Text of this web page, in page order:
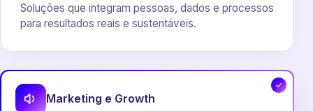
Soluções que integram pessoas, dados e processos
para resultados reais e sustentáveis.
Marketing e Growth